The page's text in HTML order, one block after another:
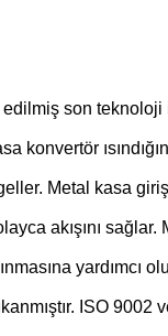
son teknoloji
konvertör
Metal kasa giriş
akışını
yardımcı
ISO